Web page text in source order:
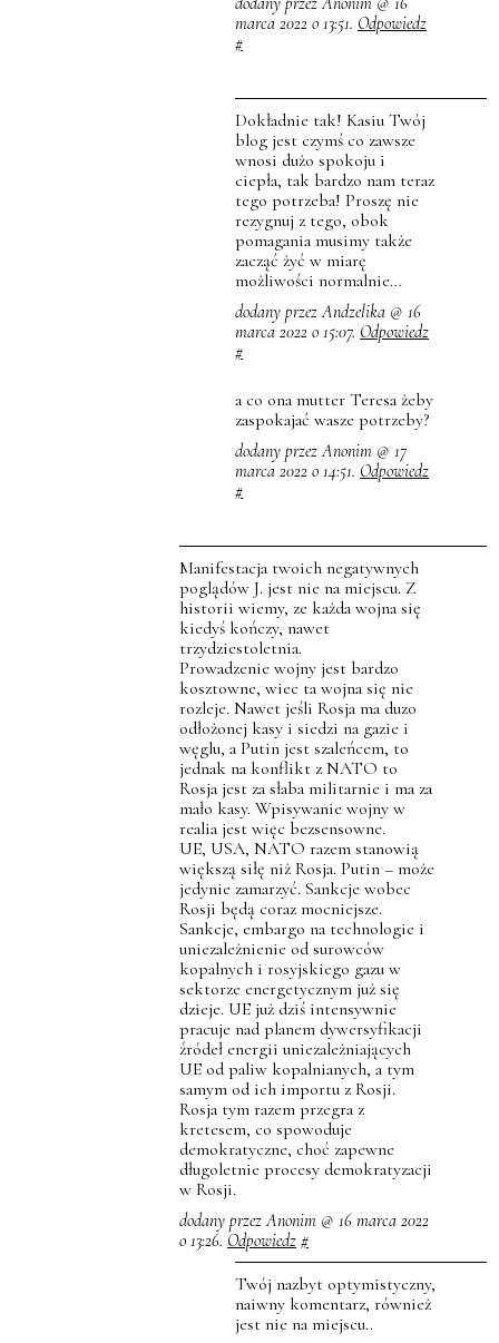
marca 2022 o 13:51. Odpowiedz
#
Dokładnie tak! Kasiu Twój
blog jest czymś co zawsze
wnosi dużo spokoju i
ciepła, tak bardzo nam teraz
tego potrzeba! Proszę nie
rezygnuj z tego, obok
pomagania musimy także
zacząć żyć w miarę
możliwości normalnie…
dodany przez Andzelika @ 16
marca 2022 o 15:07. Odpowiedz
#
a co ona mutter Teresa żeby
zaspokajać wasze potrzeby?
dodany przez Anonim @ 17
marca 2022 o 14:51. Odpowiedz
#
Manifestacja twoich negatywnych
poglądów J. jest nie na miejscu. Z
historii wiemy, ze każda wojna się
kiedyś kończy, nawet
trzydziestoletnia.
Prowadzenie wojny jest bardzo
kosztowne, wiec ta wojna się nie
rozleje. Nawet jeśli Rosja ma duzo
odłożonej kasy i siedzi na gazie i
węglu, a Putin jest szaleńcem, to
jednak na konflikt z NATO to
Rosja jest za słaba militarnie i ma za
mało kasy. Wpisywanie wojny w
realia jest więc bezsensowne.
UE, USA, NATO razem stanowią
większą siłę niż Rosja. Putin – może
jedynie zamarzyć. Sankcje wobec
Rosji będą coraz mocniejsze.
Sankcje, embargo na technologie i
uniezależnienie od surowców
kopalnych i rosyjskiego gazu w
sektorze energetycznym już się
dzieje. UE już dziś intensywnie
pracuje nad planem dywersyfikacji
źródeł energii uniezależniających
UE od paliw kopalnianych, a tym
samym od ich importu z Rosji.
Rosja tym razem przegra z
kretesem, co spowoduje
demokratyczne, choć zapewne
długoletnie procesy demokratyzacji
w Rosji.
dodany przez Anonim @ 16 marca 2022
o 13:26. Odpowiedz #
Twój nazbyt optymistyczny,
naiwny komentarz, również
jest nie na miejscu..